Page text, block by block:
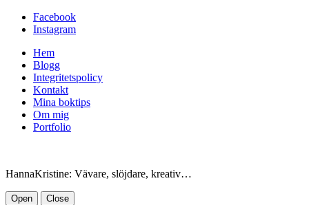
Facebook
Instagram
Hem
Blogg
Integritetspolicy
Kontakt
Mina boktips
Om mig
Portfolio
HannaKristine: Vävare, slöjdare, kreativ…
Open Close